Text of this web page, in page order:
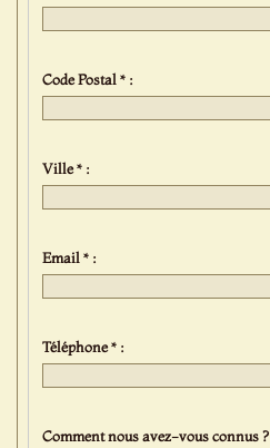
Code Postal * :
Ville * :
Email * :
Téléphone * :
Comment nous avez-vous connus ?